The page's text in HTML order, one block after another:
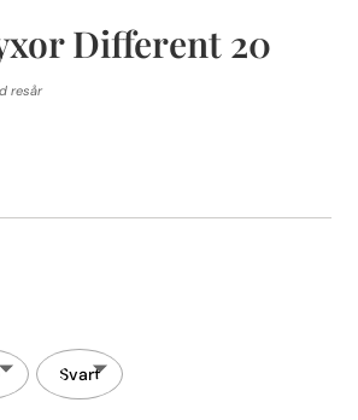
Different 20
resår
Svart